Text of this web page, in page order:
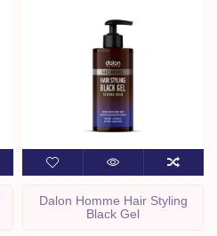
Dalon Homme Hair Styling
Black Gel